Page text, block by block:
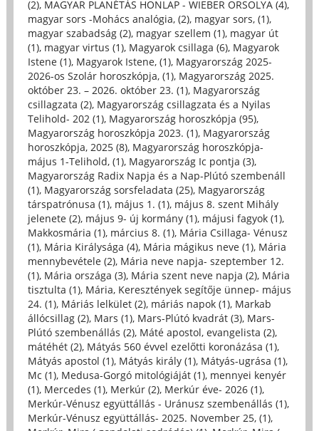
(2), MAGYAR PLANÉTÁS HONLAP - WIEBER ORSOLYA (4),
magyar sors -Mohács analógia, (2), magyar sors, (1),
magyar szabadság (2), magyar szellem (1), magyar út
(1), magyar virtus (1), Magyarok csillaga (6), Magyarok
Istene (1), Magyarok Istene, (1), Magyarország 2025-
2026-os Szolár horoszkópja, (1), Magyarország 2025.
október 23. – 2026. október 23. (1), Magyarország
csillagzata (2), Magyarország csillagzata és a Nyilas
Telihold- 202 (1), Magyarország horoszkópja (95),
Magyarország horoszkópja 2023. (1), Magyarország
horoszkópja, 2025 (8), Magyarország horoszkópja-
május 1-Telihold, (1), Magyarország Ic pontja (3),
Magyarország Radix Napja és a Nap-Plútó szembenáll
(1), Magyarország sorsfeladata (25), Magyarország
társpatrónusa (1), május 1. (1), május 8. szent Mihály
jelenete (2), május 9- új kormány (1), májusi fagyok (1),
Makkosmária (1), március 8. (1), Mária Csillaga- Vénusz
(1), Mária Királysága (4), Mária mágikus neve (1), Mária
mennybevétele (2), Mária neve napja- szeptember 12.
(1), Mária országa (3), Mária szent neve napja (2), Mária
tisztulta (1), Mária, Keresztények segítője ünnep- május
24. (1), Máriás lelkület (2), máriás napok (1), Markab
állócsillag (2), Mars (1), Mars-Plútó kvadrát (3), Mars-
Plútó szembenállás (2), Máté apostol, evangelista (2),
mátéhét (2), Mátyás 560 évvel ezelőtti koronázása (1),
Mátyás apostol (1), Mátyás király (1), Mátyás-ugrása (1),
Mc (1), Medusa-Gorgó mitológiáját (1), mennyei kenyér
(1), Mercedes (1), Merkúr (2), Merkúr éve- 2026 (1),
Merkúr-Vénusz együttállás - Uránusz szembenállás (1),
Merkúr-Vénusz együttállás- 2025. November 25, (1),